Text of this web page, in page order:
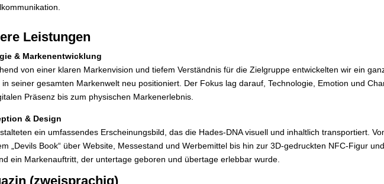
Leistungen
& Markenentwicklung
von einer klaren Markenvision und tiefem Verständnis für die Zielgruppe entwickelten wir ein
in seiner gesamten Markenwelt neu positioniert. Der Fokus lag darauf, Technologie, Emotion und
Präsenz bis zum physischen Markenerlebnis.
& Design
ein umfassendes Erscheinungsbild, das die Hades-DNA visuell und inhaltlich transportiert.
„Devils Book“ über Website, Messestand und Werbemittel bis hin zur 3D-gedruckten NFC-Figur
ein Markenauftritt, der untertage geboren und übertage erlebbar wurde.
(zweisprachig)